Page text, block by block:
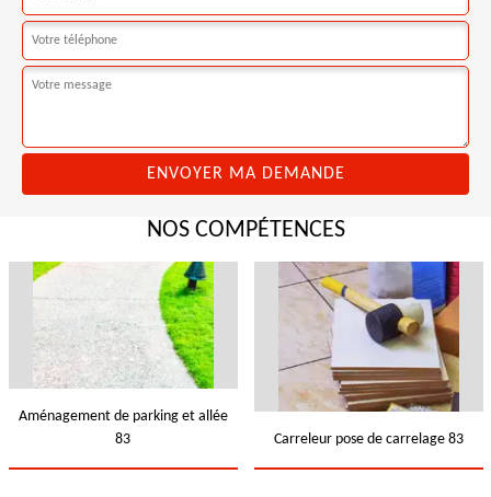
NOS COMPÉTENCES
Aménagement de parking et allée
83
Carreleur pose de carrelage 83